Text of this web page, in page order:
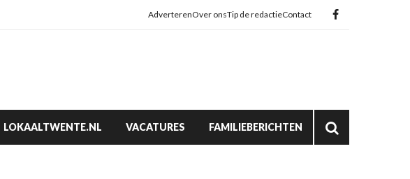
AdverterenOver onsTip de redactieContact
LOKAALTWENTE.NL VACATURES FAMILIEBERICHTEN